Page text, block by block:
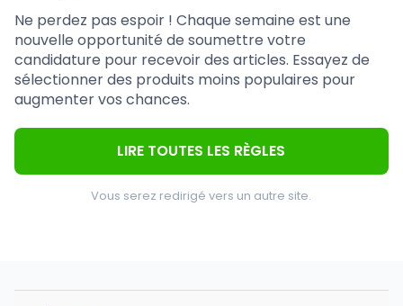
Ne perdez pas espoir ! Chaque semaine est une
nouvelle opportunité de soumettre votre
candidature pour recevoir des articles. Essayez de
sélectionner des produits moins populaires pour
augmenter vos chances.
LIRE TOUTES LES RÈGLES
Vous serez redirigé vers un autre site.